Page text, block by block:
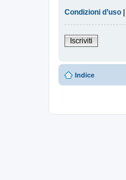
Condizioni d’uso |
Iscriviti
Indice